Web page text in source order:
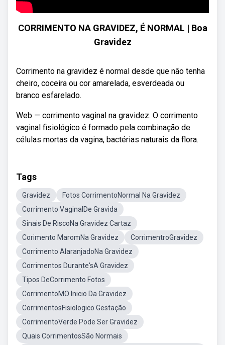
CORRIMENTO NA GRAVIDEZ, É NORMAL | Boa
Gravidez
Corrimento na gravidez é normal desde que não tenha
cheiro, coceira ou cor amarelada, esverdeada ou
branco esfarelado.
Web — corrimento vaginal na gravidez. O corrimento
vaginal fisiológico é formado pela combinação de
células mortas da vagina, bactérias naturais da flora.
Tags
Gravidez
Fotos CorrimentoNormal Na Gravidez
Corrimento VaginalDe Gravida
Sinais De RiscoNa Gravidez Cartaz
Corimento MaromNa Gravidez
CorrimentroGravidez
Corrimento AlaranjadoNa Gravidez
Corrimentos Durante'sA Gravidez
Tipos DeCorrimento Fotos
CorrimentoMO Inicio Da Gravidez
CorrimentosFisiologico Gestação
CorrimentoVerde Pode Ser Gravidez
Quais CorrimentosSão Normais